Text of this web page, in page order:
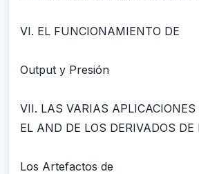
VI. EL FUNCIONAMIENTO DE
Output y Presión
VII. LAS VARIAS APLICACIONES
EL AND DE LOS DERIVADOS DE
Los Artefactos de